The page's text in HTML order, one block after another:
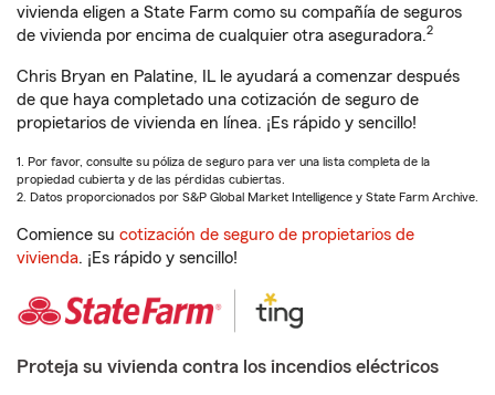
vivienda eligen a State Farm como su compañía de seguros
de vivienda por encima de cualquier otra aseguradora.2
Chris Bryan en Palatine, IL le ayudará a comenzar después
de que haya completado una cotización de seguro de
propietarios de vivienda en línea. ¡Es rápido y sencillo!
1. Por favor, consulte su póliza de seguro para ver una lista completa de la
propiedad cubierta y de las pérdidas cubiertas.
2. Datos proporcionados por S&P Global Market Intelligence y State Farm Archive.
Comience su cotización de seguro de propietarios de
vivienda. ¡Es rápido y sencillo!
Proteja su vivienda contra los incendios eléctricos